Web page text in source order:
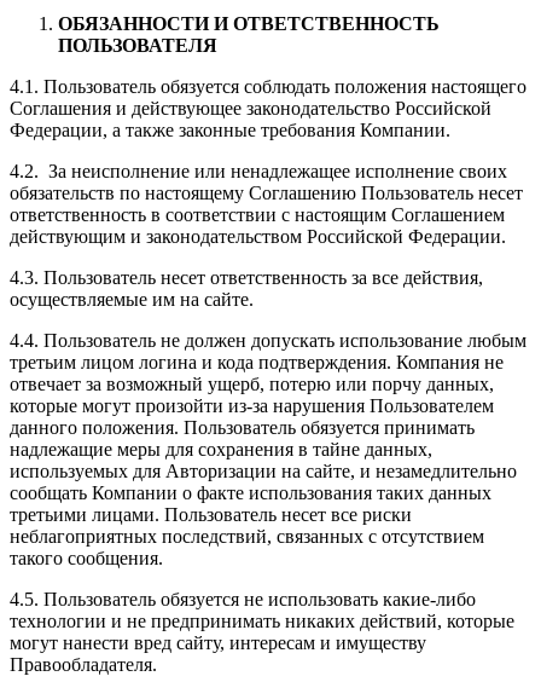
ОБЯЗАННОСТИ И ОТВЕТСТВЕННОСТЬ
ПОЛЬЗОВАТЕЛЯ
4.1. Пользователь обязуется соблюдать положения настоящего
Соглашения и действующее законодательство Российской
Федерации, а также законные требования Компании.
4.2. За неисполнение или ненадлежащее исполнение своих
обязательств по настоящему Соглашению Пользователь несет
ответственность в соответствии с настоящим Соглашением
действующим и законодательством Российской Федерации.
4.3. Пользователь несет ответственность за все действия,
осуществляемые им на сайте.
4.4. Пользователь не должен допускать использование любым
третьим лицом логина и кода подтверждения. Компания не
отвечает за возможный ущерб, потерю или порчу данных,
которые могут произойти из-за нарушения Пользователем
данного положения. Пользователь обязуется принимать
надлежащие меры для сохранения в тайне данных,
используемых для Авторизации на сайте, и незамедлительно
сообщать Компании о факте использования таких данных
третьими лицами. Пользователь несет все риски
неблагоприятных последствий, связанных с отсутствием
такого сообщения.
4.5. Пользователь обязуется не использовать какие-либо
технологии и не предпринимать никаких действий, которые
могут нанести вред сайту, интересам и имуществу
Правообладателя.